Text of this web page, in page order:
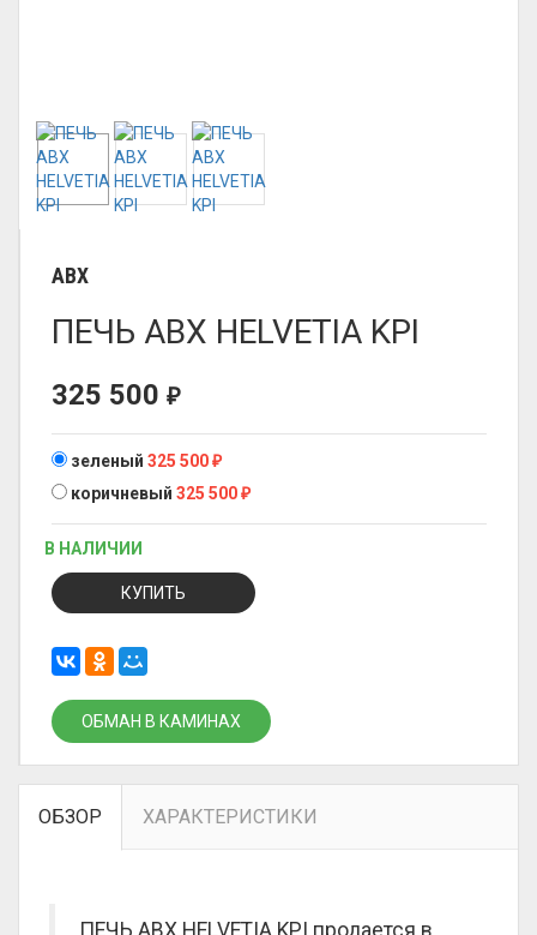
ABX
ПЕЧЬ ABX HELVETIA KPI
325 500 ₽
зеленый 325 500₽
коричневый 325 500₽
В НАЛИЧИИ
КУПИТЬ
ОБМАН В КАМИНАХ
ОБЗОР ХАРАКТЕРИСТИКИ
ПЕЧЬ ABX HELVETIA KPI продается в